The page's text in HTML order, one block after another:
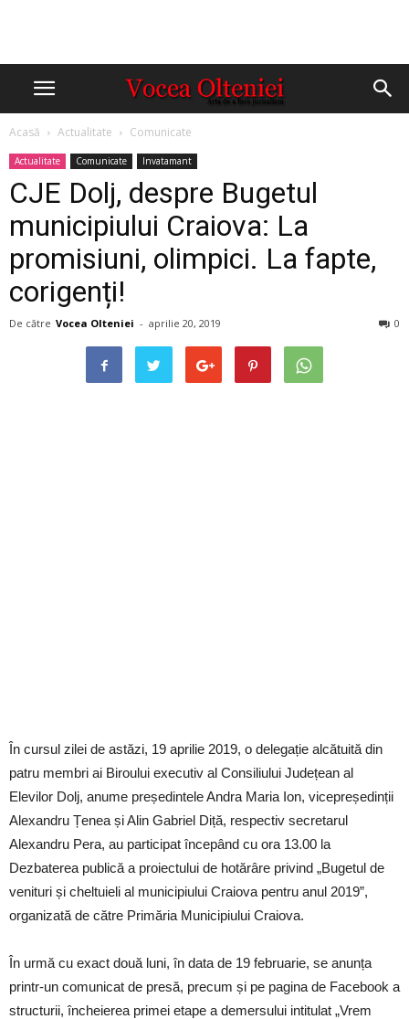
Acasă Actualitate Comunicate
Actualitate Comunicate Invatamant
CJE Dolj, despre Bugetul
municipiului Craiova: La
promisiuni, olimpici. La fapte,
corigenți!
De către Vocea Olteniei - aprilie 20, 2019 0
În cursul zilei de astăzi, 19 aprilie 2019, o delegație alcătuită din
patru membri ai Biroului executiv al Consiliului Județean al
Elevilor Dolj, anume președintele Andra Maria Ion, vicepreședinții
Alexandru Țenea și Alin Gabriel Diță, respectiv secretarul
Alexandru Pera, au participat începând cu ora 13.00 la
Dezbaterea publică a proiectului de hotărâre privind „Bugetul de
venituri și cheltuieli al municipiului Craiova pentru anul 2019”,
organizată de către Primăria Municipiului Craiova.
În urmă cu exact două luni, în data de 19 februarie, se anunța
printr-un comunicat de presă, precum și pe pagina de Facebook a
structurii, încheierea primei etape a demersului intitulat „Vrem